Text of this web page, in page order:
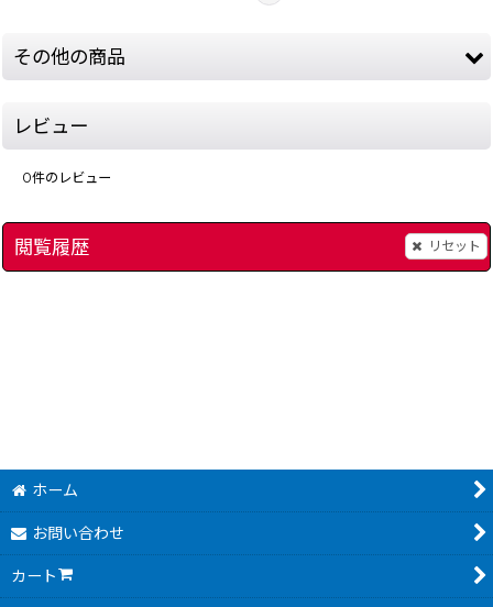
その他の商品
レビュー
0件のレビュー
閲覧履歴 リセット
ホーム
お問い合わせ
カート